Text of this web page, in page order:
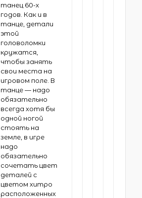
танец 60-х
годов. Как и в
танце, детали
этой
головоломки
кружатся,
чтобы занять
свои места на
игровом поле. В
танце — надо
обязательно
всегда хотя бы
одной ногой
стоять на
земле, в игре
надо
обязательно
сочетать цвет
деталей с
цветом хитро
расположенных